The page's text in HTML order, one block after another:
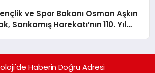
ve Spor Bakanı Osman Aşkın
Sarıkamış Harekatı’nın 110. Yıl
Haberin Doğru Adresi